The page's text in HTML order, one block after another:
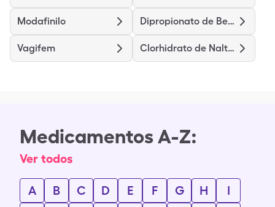
Modafinilo Dipropionato de Betametasona
Vagifem Clorhidrato de Naltrexona
Medicamentos A-Z:
Ver todos
A B C D E F G H
I